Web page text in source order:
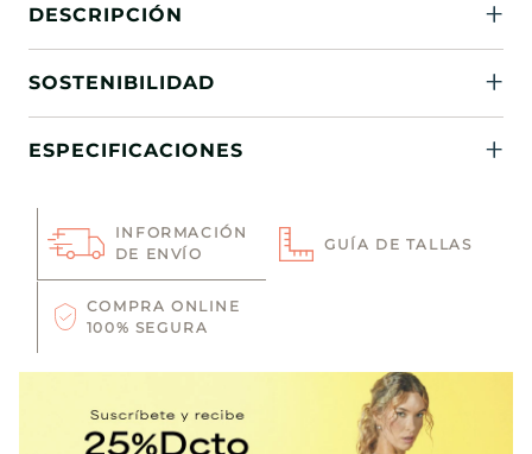
DESCRIPCIÓN
SOSTENIBILIDAD
ESPECIFICACIONES
INFORMACIÓN
DE ENVÍO
GUÍA DE TALLAS
COMPRA ONLINE
100% SEGURA